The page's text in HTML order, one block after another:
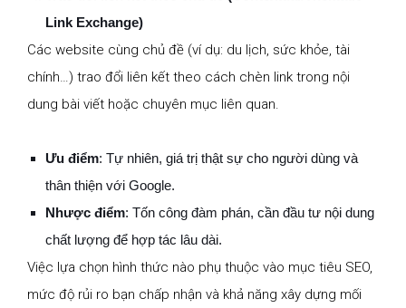
Link Exchange)
Các website cùng chủ đề (ví dụ: du lịch, sức khỏe, tài
chính…) trao đổi liên kết theo cách chèn link trong nội
dung bài viết hoặc chuyên mục liên quan.
Ưu điểm: Tự nhiên, giá trị thật sự cho người dùng và
thân thiện với Google.
Nhược điểm: Tốn công đàm phán, cần đầu tư nội dung
chất lượng để hợp tác lâu dài.
Việc lựa chọn hình thức nào phụ thuộc vào mục tiêu SEO,
mức độ rủi ro bạn chấp nhận và khả năng xây dựng mối